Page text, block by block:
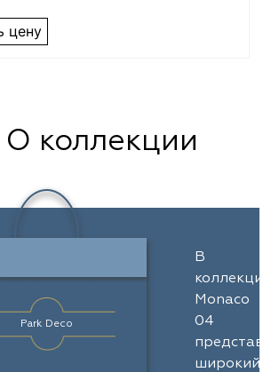
цену
О коллекции
Park Deco
В
коллекции
Monaco
04
широкий